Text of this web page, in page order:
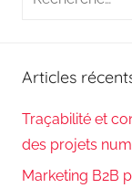
Articles
Traçabilité et
des projets
Marketing B2B